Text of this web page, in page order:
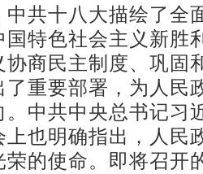
十八大描绘了全
国特色社会主义新胜
协商民主制度、巩固
了重要部署，为人民
。中共中央总书记习
上也明确指出，人民
荣的使命。即将召开